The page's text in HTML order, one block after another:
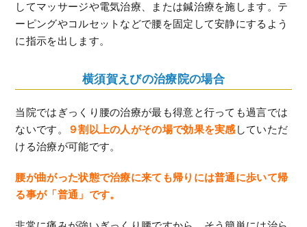
してマッサージや電気治療、または鍼治療を施します。テ
ーピングやコルセットなどで腰を固定して安静にするよう
に指示を出します。
横須賀えびの治療院の場合
当院ではぎっくり腰の治療が最も得意と行っても過言では
ないです。
９割以上の人がその場で効果を実感 していただ
ける治療が可能です。
腰が曲がった状態で治療に来ても帰りには普通に歩いて帰
る事が「普通」です。